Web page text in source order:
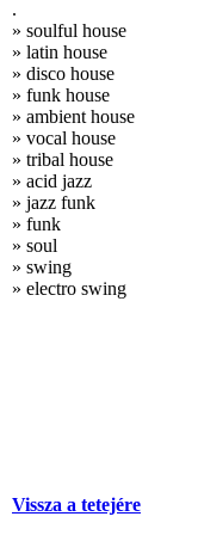
.
» soulful house
» latin house
» disco house
» funk house
» ambient house
» vocal house
» tribal house
» acid jazz
» jazz funk
» funk
» soul
» swing
» electro swing
Vissza a tetejére